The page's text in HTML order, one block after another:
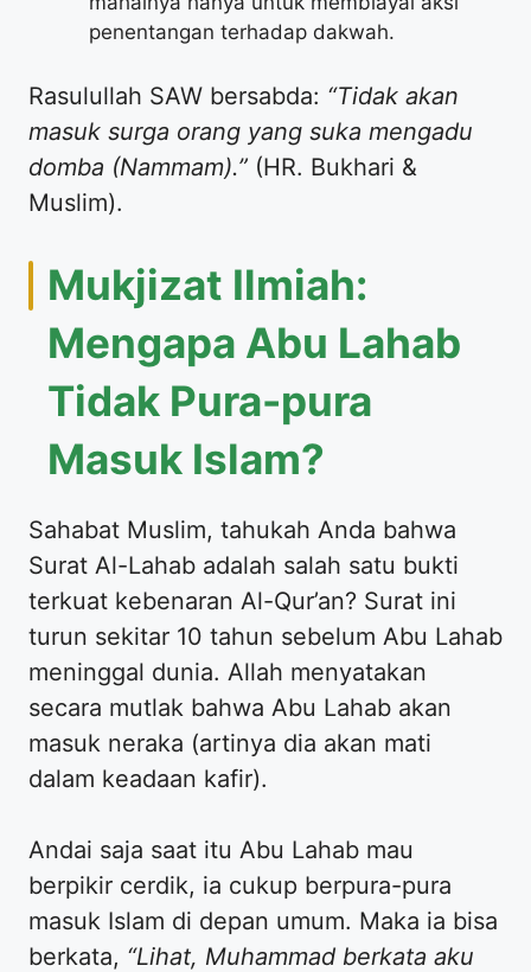
penentangan terhadap dakwah.
Rasulullah SAW bersabda: “Tidak akan
masuk surga orang yang suka mengadu
domba (Nammam).” (HR. Bukhari &
Muslim).
Mukjizat Ilmiah:
Mengapa Abu Lahab
Tidak Pura-pura
Masuk Islam?
Sahabat Muslim, tahukah Anda bahwa
Surat Al-Lahab adalah salah satu bukti
terkuat kebenaran Al-Qur’an? Surat ini
turun sekitar 10 tahun sebelum Abu Lahab
meninggal dunia. Allah menyatakan
secara mutlak bahwa Abu Lahab akan
masuk neraka (artinya dia akan mati
dalam keadaan kafir).
Andai saja saat itu Abu Lahab mau
berpikir cerdik, ia cukup berpura-pura
masuk Islam di depan umum. Maka ia bisa
berkata, “Lihat, Muhammad berkata aku